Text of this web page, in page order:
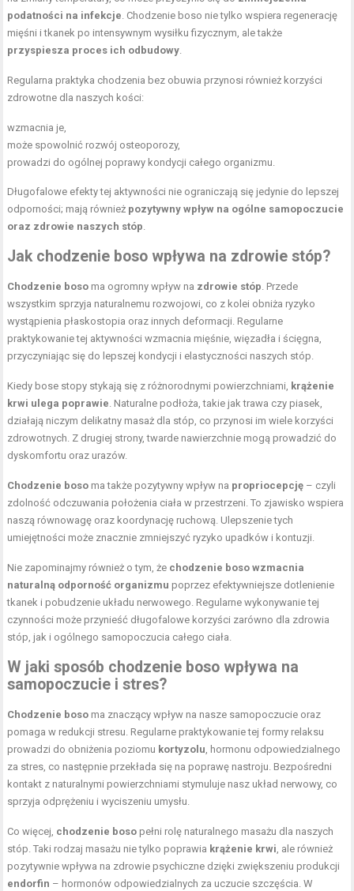
podatności na infekcje. Chodzenie boso nie tylko wspiera regenerację
mięśni i tkanek po intensywnym wysiłku fizycznym, ale także
przyspiesza proces ich odbudowy.
Regularna praktyka chodzenia bez obuwia przynosi również korzyści
zdrowotne dla naszych kości:
wzmacnia je,
może spowolnić rozwój osteoporozy,
prowadzi do ogólnej poprawy kondycji całego organizmu.
Długofalowe efekty tej aktywności nie ograniczają się jedynie do lepszej
odporności; mają również pozytywny wpływ na ogólne samopoczucie
oraz zdrowie naszych stóp.
Jak chodzenie boso wpływa na zdrowie stóp?
Chodzenie boso ma ogromny wpływ na zdrowie stóp. Przede
wszystkim sprzyja naturalnemu rozwojowi, co z kolei obniża ryzyko
wystąpienia płaskostopia oraz innych deformacji. Regularne
praktykowanie tej aktywności wzmacnia mięśnie, więzadła i ścięgna,
przyczyniając się do lepszej kondycji i elastyczności naszych stóp.
Kiedy bose stopy stykają się z różnorodnymi powierzchniami, krążenie
krwi ulega poprawie. Naturalne podłoża, takie jak trawa czy piasek,
działają niczym delikatny masaż dla stóp, co przynosi im wiele korzyści
zdrowotnych. Z drugiej strony, twarde nawierzchnie mogą prowadzić do
dyskomfortu oraz urazów.
Chodzenie boso ma także pozytywny wpływ na propriocepcję – czyli
zdolność odczuwania położenia ciała w przestrzeni. To zjawisko wspiera
naszą równowagę oraz koordynację ruchową. Ulepszenie tych
umiejętności może znacznie zmniejszyć ryzyko upadków i kontuzji.
Nie zapominajmy również o tym, że chodzenie boso wzmacnia
naturalną odporność organizmu poprzez efektywniejsze dotlenienie
tkanek i pobudzenie układu nerwowego. Regularne wykonywanie tej
czynności może przynieść długofalowe korzyści zarówno dla zdrowia
stóp, jak i ogólnego samopoczucia całego ciała.
W jaki sposób chodzenie boso wpływa na
samopoczucie i stres?
Chodzenie boso ma znaczący wpływ na nasze samopoczucie oraz
pomaga w redukcji stresu. Regularne praktykowanie tej formy relaksu
prowadzi do obniżenia poziomu kortyzolu, hormonu odpowiedzialnego
za stres, co następnie przekłada się na poprawę nastroju. Bezpośredni
kontakt z naturalnymi powierzchniami stymuluje nasz układ nerwowy, co
sprzyja odprężeniu i wyciszeniu umysłu.
Co więcej, chodzenie boso pełni rolę naturalnego masażu dla naszych
stóp. Taki rodzaj masażu nie tylko poprawia krążenie krwi, ale również
pozytywnie wpływa na zdrowie psychiczne dzięki zwiększeniu produkcji
endorfin – hormonów odpowiedzialnych za uczucie szczęścia. W